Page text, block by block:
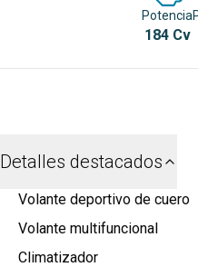
Potencia
184 Cv
Detalles destacados
Volante deportivo de cuero
Volante multifuncional
Climatizador